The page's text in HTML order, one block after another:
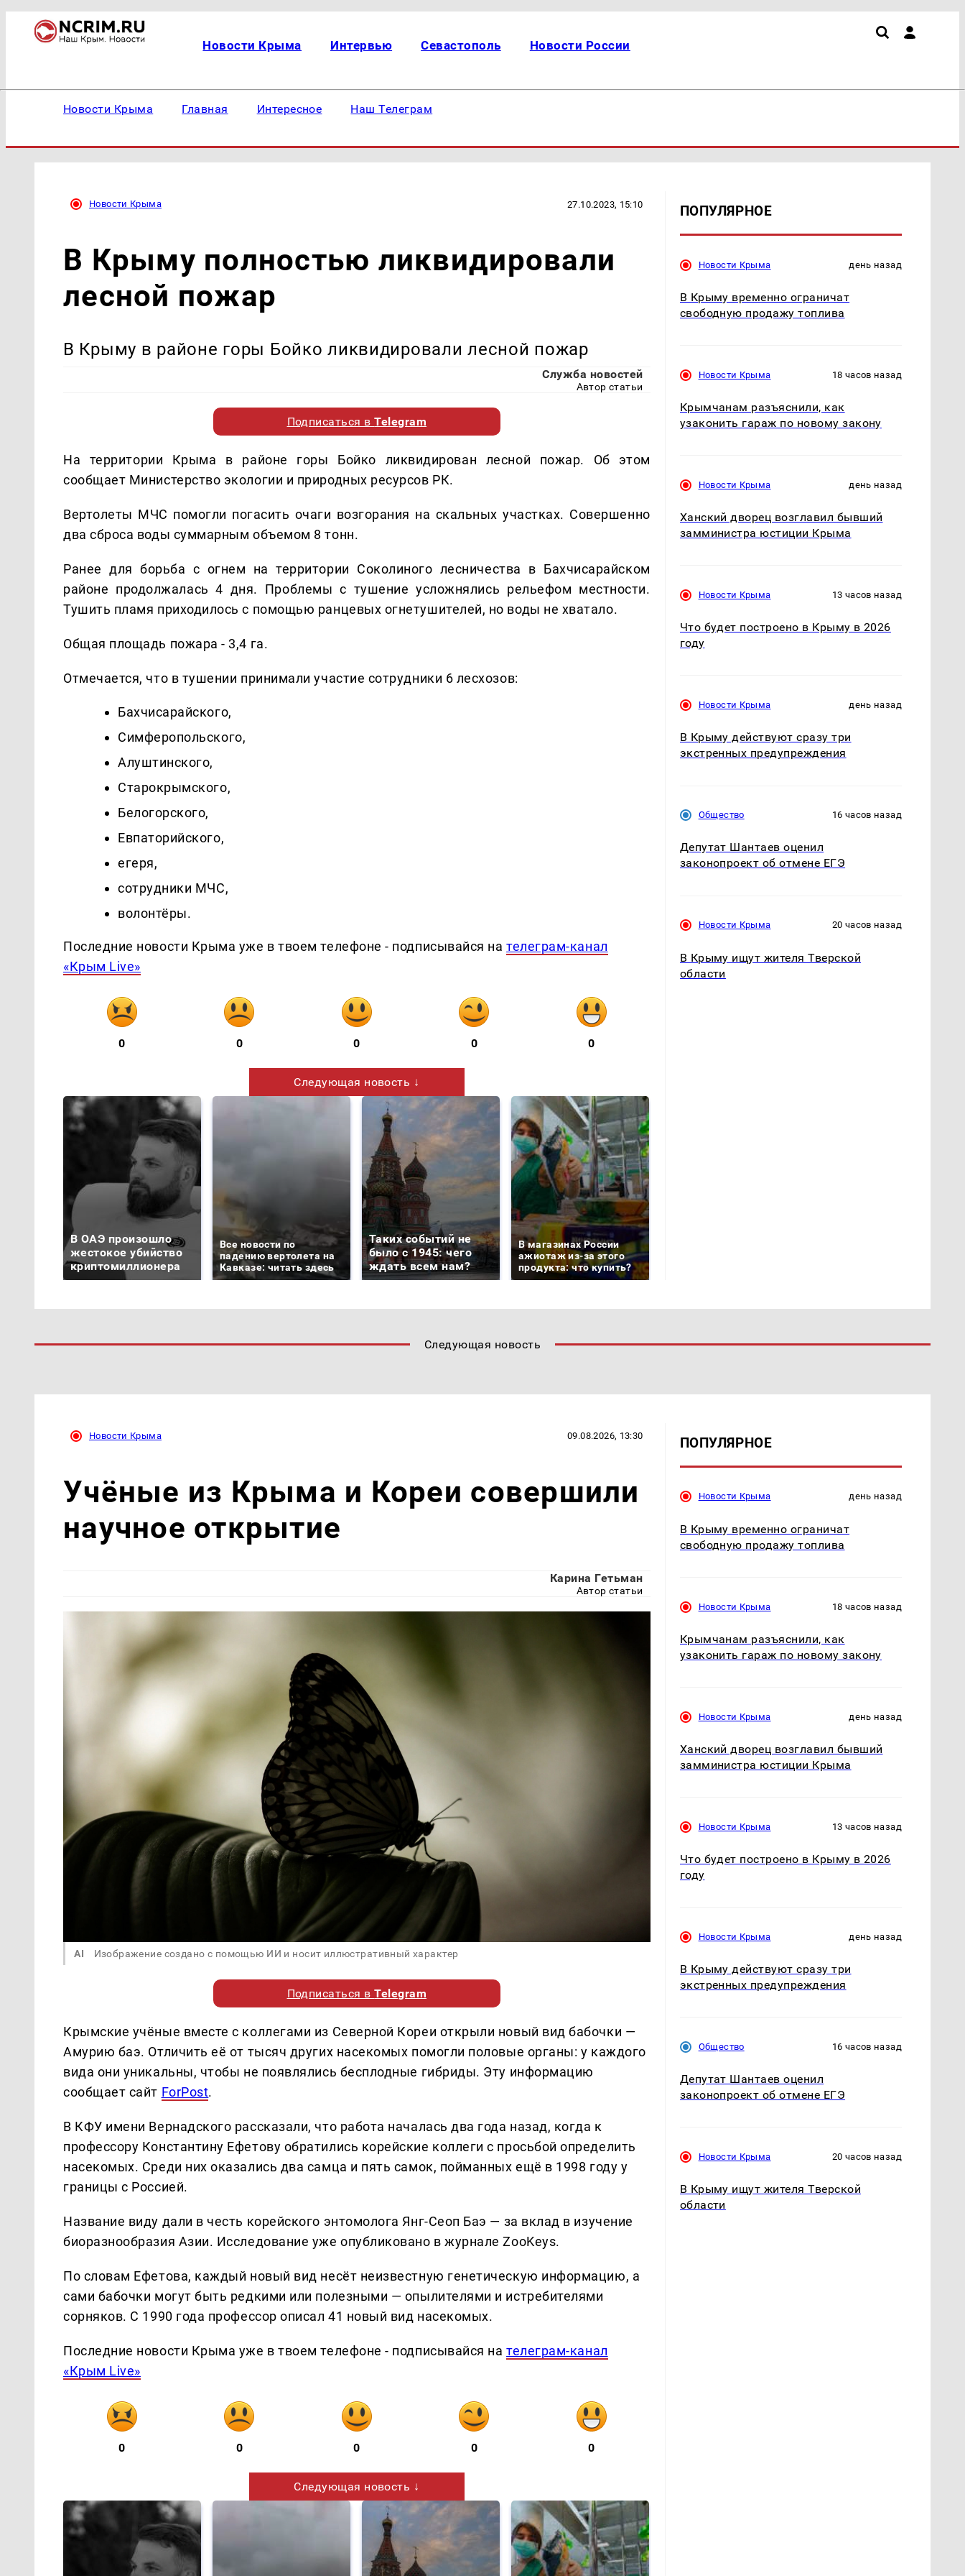
Новости Крыма Интервью Севастополь Новости России
Новости Крыма Главная Интересное Наш Телеграм
Новости Крыма 27.10.2023, 15:10
В Крыму полностью ликвидировали
лесной пожар
В Крыму в районе горы Бойко ликвидировали лесной пожар
Служба новостей
Автор статьи
Подписаться вTelegram
На территории Крыма в районе горы Бойко ликвидирован лесной пожар. Об этом
сообщает Министерство экологии и природных ресурсов РК.
Вертолеты МЧС помогли погасить очаги возгорания на скальных участках. Совершенно
два сброса воды суммарным объемом 8 тонн.
Ранее для борьба с огнем на территории Соколиного лесничества в Бахчисарайском
районе продолжалась 4 дня. Проблемы с тушение усложнялись рельефом местности.
Тушить пламя приходилось с помощью ранцевых огнетушителей, но воды не хватало.
Общая площадь пожара - 3,4 га.
Отмечается, что в тушении принимали участие сотрудники 6 лесхозов:
Бахчисарайского,
Симферопольского,
Алуштинского,
Старокрымского,
Белогорского,
Евпаторийского,
егеря,
сотрудники МЧС,
волонтёры.
Последние новости Крыма уже в твоем телефоне - подписывайся нателеграм-канал
«Крым Live»
0 0 0 0 0
Следующая новость ↓
В ОАЭ произошло
жестокое убийство
криптомиллионера
Все новости по
падению вертолета на
Кавказе: читать здесь
Таких событий не
было с 1945: чего
ждать всем нам?
В магазинах России
ажиотаж из-за этого
продукта: что купить?
ПОПУЛЯРНОЕ
Новости Крыма день назад
В Крыму временно ограничат
свободную продажу топлива
Новости Крыма 18 часов назад
Крымчанам разъяснили, как
узаконить гараж по новому закону
Новости Крыма день назад
Ханский дворец возглавил бывший
замминистра юстиции Крыма
Новости Крыма 13 часов назад
Что будет построено в Крыму в 2026
году
Новости Крыма день назад
В Крыму действуют сразу три
экстренных предупреждения
Общество 16 часов назад
Депутат Шантаев оценил
законопроект об отмене ЕГЭ
Новости Крыма 20 часов назад
В Крыму ищут жителя Тверской
области
Следующая новость
Новости Крыма 09.08.2026, 13:30
Учёные из Крыма и Кореи совершили
научное открытие
Карина Гетьман
Автор статьи
AI Изображение создано с помощью ИИ и носит иллюстративный характер
Подписаться вTelegram
Крымские учёные вместе с коллегами из Северной Кореи открыли новый вид бабочки —
Амурию баэ. Отличить её от тысяч других насекомых помогли половые органы: у каждого
вида они уникальны, чтобы не появлялись бесплодные гибриды. Эту информацию
сообщает сайт ForPost.
В КФУ имени Вернадского рассказали, что работа началась два года назад, когда к
профессору Константину Ефетову обратились корейские коллеги с просьбой определить
насекомых. Среди них оказались два самца и пять самок, пойманных ещё в 1998 году у
границы с Россией.
Название виду дали в честь корейского энтомолога Янг-Сеоп Баэ — за вклад в изучение
биоразнообразия Азии. Исследование уже опубликовано в журнале ZooKeys.
По словам Ефетова, каждый новый вид несёт неизвестную генетическую информацию, а
сами бабочки могут быть редкими или полезными — опылителями и истребителями
сорняков. С 1990 года профессор описал 41 новый вид насекомых.
Последние новости Крыма уже в твоем телефоне - подписывайся нателеграм-канал
«Крым Live»
0 0 0 0 0
Следующая новость ↓
ПОПУЛЯРНОЕ
Новости Крыма день назад
В Крыму временно ограничат
свободную продажу топлива
Новости Крыма 18 часов назад
Крымчанам разъяснили, как
узаконить гараж по новому закону
Новости Крыма день назад
Ханский дворец возглавил бывший
замминистра юстиции Крыма
Новости Крыма 13 часов назад
Что будет построено в Крыму в 2026
году
Новости Крыма день назад
В Крыму действуют сразу три
экстренных предупреждения
Общество 16 часов назад
Депутат Шантаев оценил
законопроект об отмене ЕГЭ
Новости Крыма 20 часов назад
В Крыму ищут жителя Тверской
области